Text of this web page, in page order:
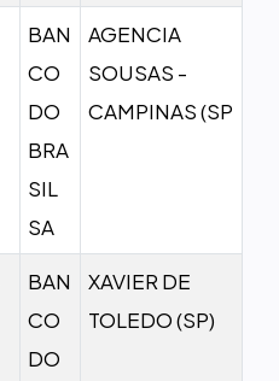
BAN
CO
DO
BRA
SIL
SA
AGENCIA
SOUSAS -
CAMPINAS (SP
BAN
CO
DO
XAVIER DE
TOLEDO (SP)